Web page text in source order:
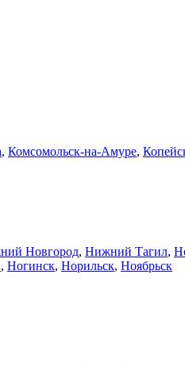
, Комсомольск-на-Амуре,
Новгород, Нижний Тагил,
, Ногинск, Норильск, Ноябрьск